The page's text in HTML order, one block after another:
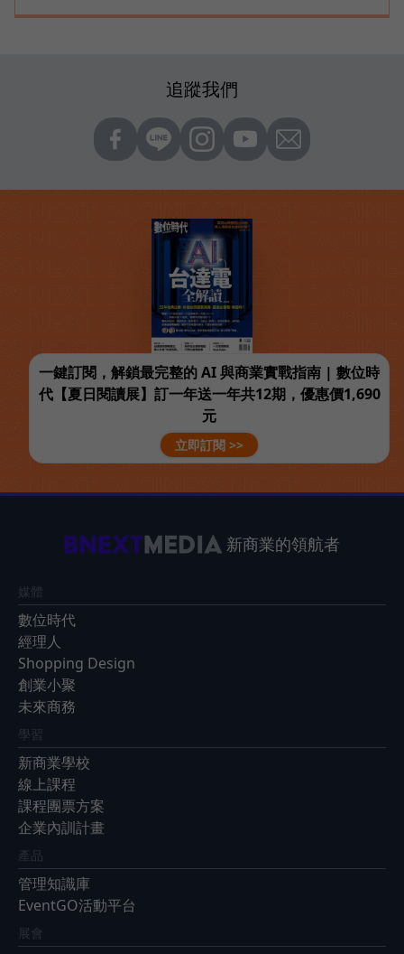
追蹤我們
一鍵訂閱，解鎖最完整的 AI 與商業實戰指南 | 數位時
代【夏日閱讀展】訂一年送一年共12期，優惠價1,690
元
立即訂閱 >>
新商業的領航者
媒體
數位時代
經理人
Shopping Design
創業小聚
未來商務
學習
新商業學校
線上課程
課程團票方案
企業內訓計畫
產品
管理知識庫
EventGO活動平台
展會